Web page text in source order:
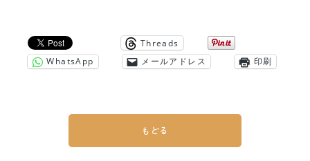
Threads
WhatsApp
メールアドレス 印刷
もどる